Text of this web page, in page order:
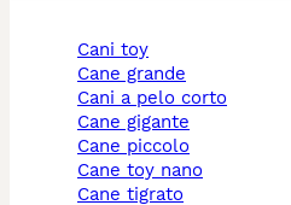
cani toy
cane grande
cani a pelo corto
cane gigante
cane piccolo
cane toy nano
cane tigrato